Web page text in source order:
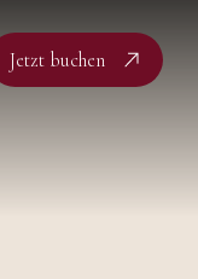
Jetzt buchen